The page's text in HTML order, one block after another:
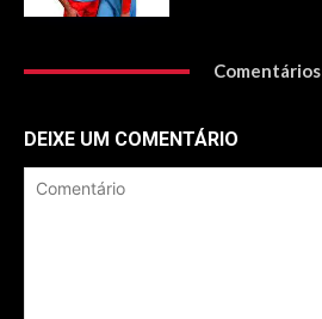
Comentários
DEIXE UM COMENTÁRIO